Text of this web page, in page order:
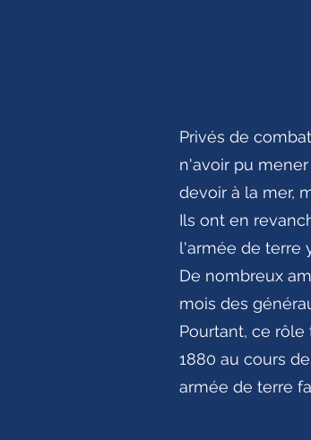
Privés de
n'avoir pu
devoir à la mer,
Ils ont en
l'armée de terre
De nombreux
mois des
Pourtant, ce
1880 au cours
armée de terre